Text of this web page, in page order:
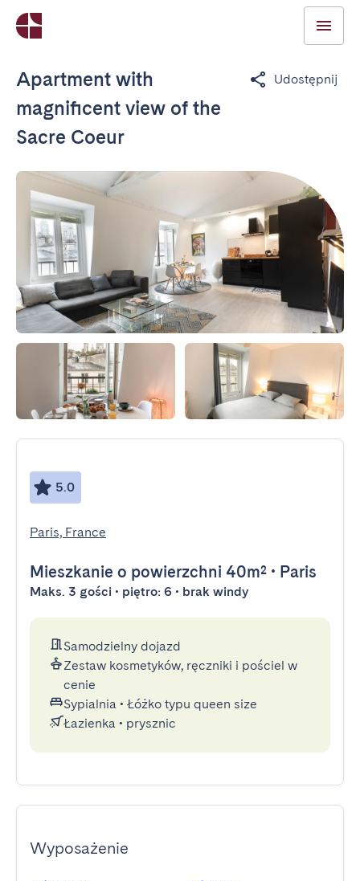
Apartment with
magnificent view of the
Sacre Coeur
Udostępnij
5.0
Paris, France
Mieszkanie o powierzchni 40m² • Paris
Maks. 3 gości • piętro: 6 • brak windy
Samodzielny dojazd
Zestaw kosmetyków, ręczniki i pościel w
cenie
Sypialnia • Łóżko typu queen size
Łazienka • prysznic
Wyposażenie